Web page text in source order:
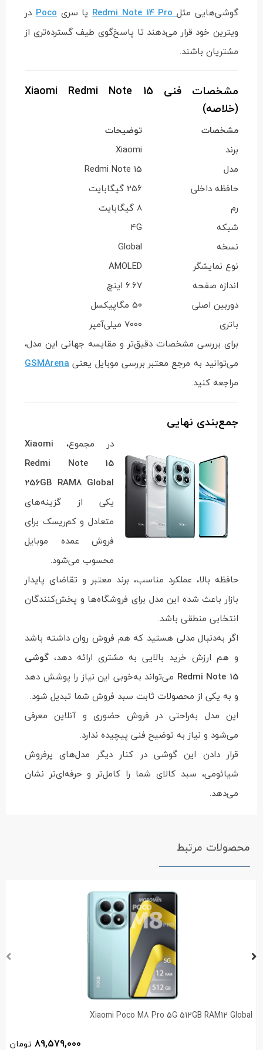
گوشی‌هایی مثل Redmi Note 14 Proیا سریPocoدر
ویترین خود قرار می‌دهند تا پاسخ‌گوی طیف گسترده‌تری از
مشتریان باشند.
مشخصات فنی Xiaomi Redmi Note 15
(خلاصه)
مشخصات
توضیحات
برند
Xiaomi
مدل
Redmi Note 15
حافظه داخلی
256 گیگابایت
رم
8 گیگابایت
شبکه
4G
نسخه
Global
نوع نمایشگر
AMOLED
اندازه صفحه
6.67 اینچ
دوربین اصلی
50 مگاپیکسل
باتری
7000 میلی‌آمپر
برای بررسی مشخصات دقیق‌تر و مقایسه جهانی این مدل،
می‌توانید به مرجع معتبر بررسی موبایل یعنیGSMArena
مراجعه کنید.
جمع‌بندی نهایی
در مجموع، Xiaomi
Redmi Note 15
256GB RAM8 Global
یکی از گزینه‌های
متعادل و کم‌ریسک برای
فروش عمده موبایل
محسوب می‌شود.
حافظه بالا، عملکرد مناسب، برند معتبر و تقاضای پایدار
بازار باعث شده این مدل برای فروشگاه‌ها و پخش‌کنندگان
انتخابی منطقی باشد.
اگر به‌دنبال مدلی هستید که هم فروش روان داشته باشد
و هم ارزش خرید بالایی به مشتری ارائه دهد، گوشی
Redmi Note 15 می‌تواند به‌خوبی این نیاز را پوشش دهد
و به یکی از محصولات ثابت سبد فروش شما تبدیل شود.
این مدل به‌راحتی در فروش حضوری و آنلاین معرفی
می‌شود و نیاز به توضیح فنی پیچیده ندارد.
قرار دادن این گوشی در کنار دیگر مدل‌های پرفروش
شیائومی، سبد کالای شما را کامل‌تر و حرفه‌ای‌تر نشان
می‌دهد.
محصولات مرتبط
Xiaomi Poco M8 Pro 5G 512GB RAM12 Global
89,579,000 تومان